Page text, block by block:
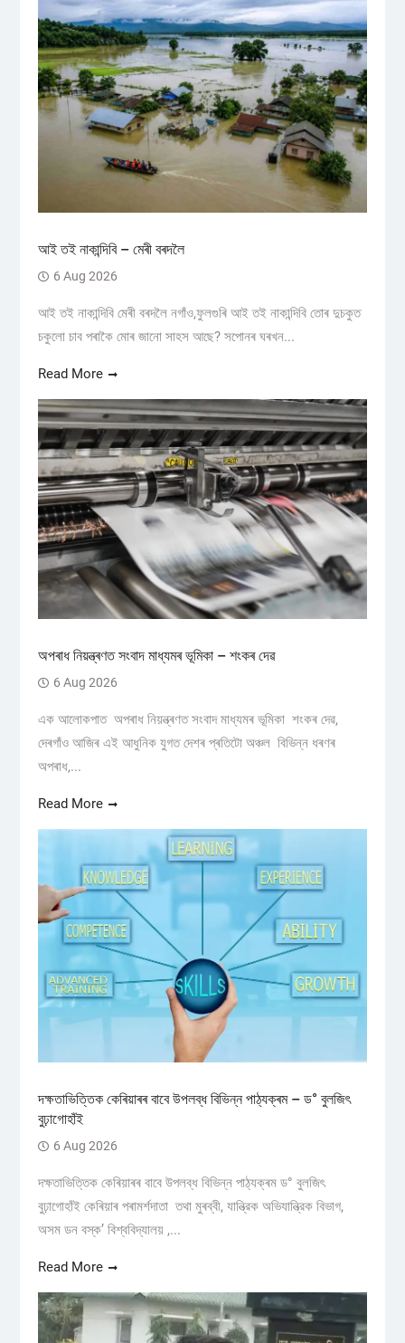
আই তই নাকান্দিবি – মেৰী বৰদলৈ
6 Aug 2026
আই তই নাকান্দিবি মেৰী বৰদলৈ নগাঁও,ফুলগুৰি আই তই নাকান্দিবি তোৰ দুচকুত
চকুলো চাব পৰাকৈ মোৰ জানো সাহস আছে? সপোনৰ ঘৰখন...
Read More
অপৰাধ নিয়ন্ত্ৰণত সংবাদ মাধ্যমৰ ভূমিকা – শংকৰ দেৱ
6 Aug 2026
এক আলোকপাত অপৰাধ নিয়ন্ত্ৰণত সংবাদ মাধ্যমৰ ভূমিকা শংকৰ দেৱ,
দেৰগাঁও আজিৰ এই আধুনিক যুগত দেশৰ প্ৰতিটো অঞ্চল বিভিন্ন ধৰণৰ
অপৰাধ,...
Read More
দক্ষতাভিত্তিক কেৰিয়াৰৰ বাবে উপলব্ধ বিভিন্ন পাঠ্যক্ৰম – ড° বুলজিৎ
বুঢ়াগোহাঁই
6 Aug 2026
দক্ষতাভিত্তিক কেৰিয়াৰৰ বাবে উপলব্ধ বিভিন্ন পাঠ্যক্ৰম ড° বুলজিৎ
বুঢ়াগোহাঁই কেৰিয়াৰ পৰামৰ্শদাতা তথা মুৰব্বী, যান্ত্রিক অভিযান্ত্রিক বিভাগ,
অসম ডন বস্ক’ বিশ্ববিদ্যালয় ,...
Read More